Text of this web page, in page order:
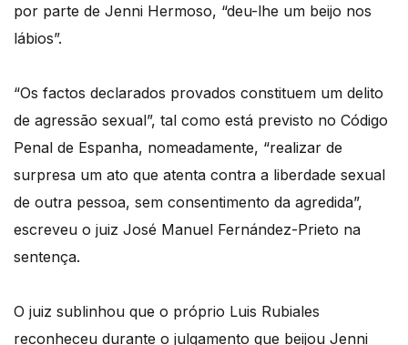
por parte de Jenni Hermoso, “deu-lhe um beijo nos
lábios”.
“Os factos declarados provados constituem um delito
de agressão sexual”, tal como está previsto no Código
Penal de Espanha, nomeadamente, “realizar de
surpresa um ato que atenta contra a liberdade sexual
de outra pessoa, sem consentimento da agredida”,
escreveu o juiz José Manuel Fernández-Prieto na
sentença.
O juiz sublinhou que o próprio Luis Rubiales
reconheceu durante o julgamento que beijou Jenni